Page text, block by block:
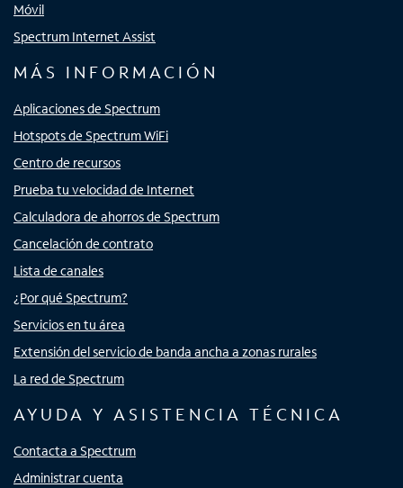
Móvil
Spectrum Internet Assist
MÁS INFORMACIÓN
Aplicaciones de Spectrum
Hotspots de Spectrum WiFi
Centro de recursos
Prueba tu velocidad de Internet
Calculadora de ahorros de Spectrum
Cancelación de contrato
Lista de canales
¿Por qué Spectrum?
Servicios en tu área
Extensión del servicio de banda ancha a zonas rurales
La red de Spectrum
AYUDA Y ASISTENCIA TÉCNICA
Contacta a Spectrum
Administrar cuenta